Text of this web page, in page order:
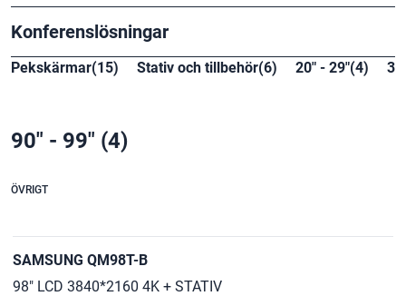
Konferenslösningar
Pekskärmar(15) Stativ och tillbehör(6) 20" - 29"(4)
90" - 99" (4)
ÖVRIGT
SAMSUNG QM98T-B
98" LCD 3840*2160 4K + STATIV